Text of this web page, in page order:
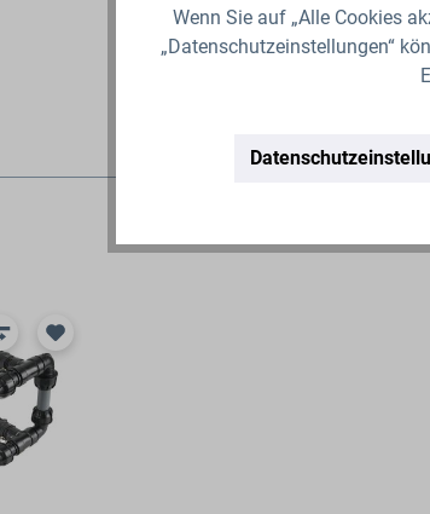
Wenn Sie auf „Alle Cookies
„Datenschutzeinstellungen“